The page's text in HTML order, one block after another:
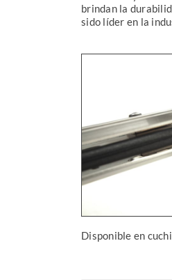
brindan la
sido líder en la
Disponible en